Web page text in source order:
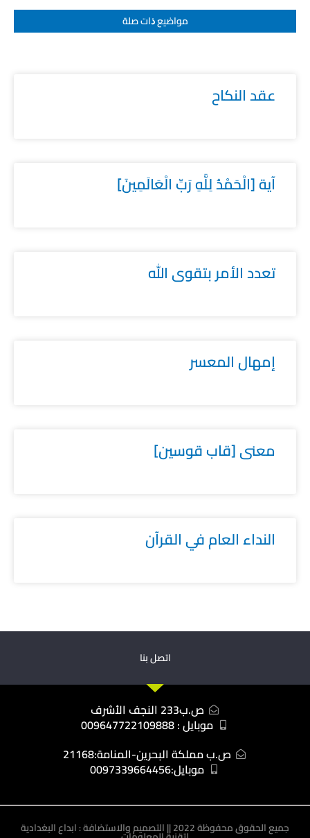
مواضيع ﺫات صلة
عقد النكاح
آية [الْحَمْدُ لِلَّهِ رَبِّ الْعَالَمِينَ]
تعدد الأمر بتقوى الله
إمهال المعسر
معنى [قاب قوسين]
النداء العام في القرآن
اتصل بنا
ص.ب233 النجف الأشرف
موبايل : 009647722109888
ص.ب مملكة البحرين-المنامة:21168
موبايل:0097339664456
جميع الحقوق محفوظة 2022 || التصميم والاستضافة : ابداع البغدادية